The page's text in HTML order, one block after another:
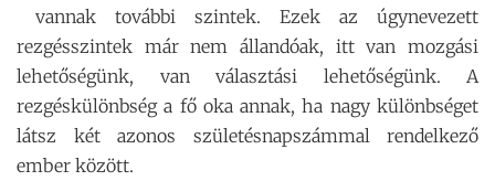
vannak további szintek. Ezek az úgynevezett
rezgésszintek már nem állandóak, itt van mozgási
lehetőségünk, van választási lehetőségünk. A
rezgéskülönbség a fő oka annak, ha nagy különbséget
látsz két azonos születésnapszámmal rendelkező
ember között.